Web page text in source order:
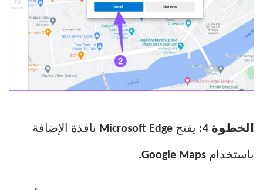
الخطوة 4: يفتح نافذة الإضافة
باستخدام Google Maps.